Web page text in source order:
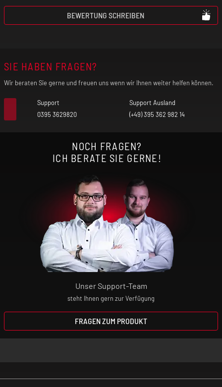
Bildschirm: 0,85" TFT Farbdisplay
Max. Ladestrom: 5 V / 2 A
Anschluss: USB-C
Chipsatz: GENE AI 3.0
Zugdauerbegrenzung 5 Sek., Kurzschlussschutz,
Tiefentladungsschutz, Überladeschutz,
Überhitzungsschutz, Überstromschutz,
Maximalleistungsschutz
Zugverhalten: MTL - RDL
Liquidkapazität: 3,5 ml
Befüllmechanismus: Sidefill
BEWERTUNG SCHREIBEN
SIE HABEN FRAGEN?
Wir beraten Sie gerne und freuen uns wenn wir Ihnen weiter helfen können.
Support
0395 3629820
Support Ausland
(+49) 395 362 982 14
NOCH FRAGEN?
ICH BERATE SIE GERNE!
Unser Support-Team
steht Ihnen gern zur Verfügung
FRAGEN ZUM PRODUKT